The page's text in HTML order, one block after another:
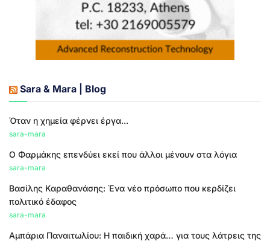
Sara & Mara | Blog
Όταν η χημεία φέρνει έργα...
sara-mara
Ο Φαρμάκης επενδύει εκεί που άλλοι μένουν στα λόγια
sara-mara
Βασίλης Καραθανάσης: Ένα νέο πρόσωπο που κερδίζει
πολιτικό έδαφος
sara-mara
Αμπάρια Παναιτωλίου: Η παιδική χαρά… για τους λάτρεις της